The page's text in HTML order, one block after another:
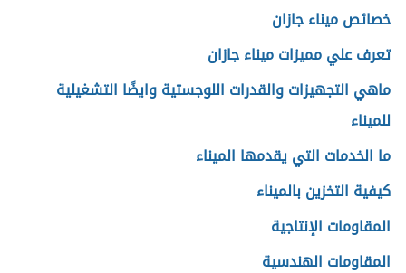
خصائص ميناء جازان
تعرف علي مميزات ميناء جازان
ماهي التجهيزات والقدرات اللوجستية وايضًا التشغيلية
للميناء
ما الخدمات التي يقدمها الميناء
كيفية التخزين بالميناء
المقاومات الإنتاجية
المقاومات الهندسية